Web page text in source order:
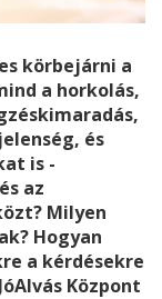
körbejárni a
a horkolás,
és
is -
az
Milyen
Hogyan
a kérdésekre
Központ